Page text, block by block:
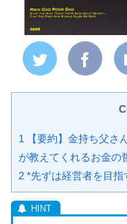
1 【要約】金持ち父さ
が教えてくれるお金の
2 *先ずは経営者を目指